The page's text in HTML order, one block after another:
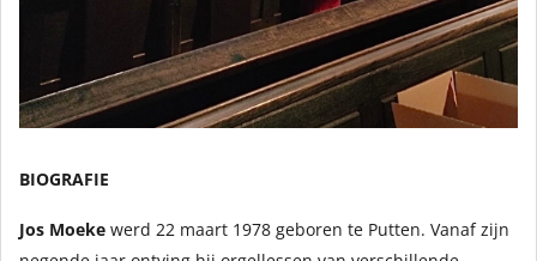
BIOGRAFIE
Jos Moeke werd 22 maart 1978 geboren te Putten. Vanaf zijn